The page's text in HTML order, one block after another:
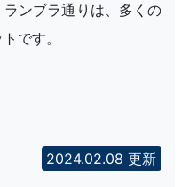
ンブラ通りは、多くの
です。
2024.02.08 更新